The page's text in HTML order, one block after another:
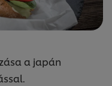
a japán